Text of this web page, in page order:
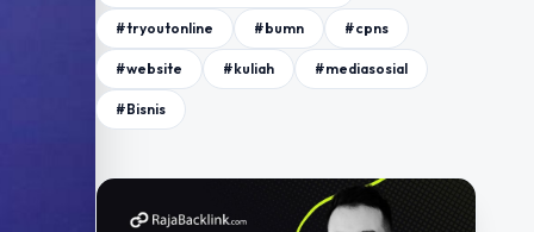
#tryoutonline #bumn #cpns
#website #kuliah #mediasosial
#Bisnis